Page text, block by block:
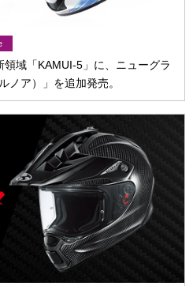
領域「KAMUI-5」に、ニューグラ
ノア）」を追加発売。